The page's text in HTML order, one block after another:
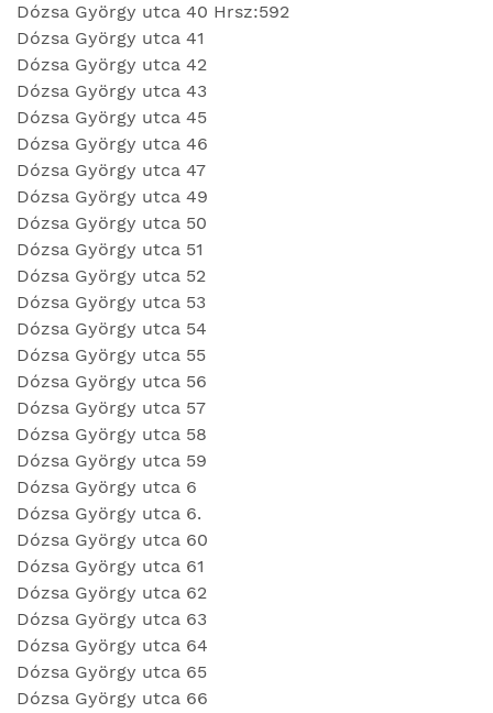
Dózsa György utca 40 Hrsz:592
Dózsa György utca 41
Dózsa György utca 42
Dózsa György utca 43
Dózsa György utca 45
Dózsa György utca 46
Dózsa György utca 47
Dózsa György utca 49
Dózsa György utca 50
Dózsa György utca 51
Dózsa György utca 52
Dózsa György utca 53
Dózsa György utca 54
Dózsa György utca 55
Dózsa György utca 56
Dózsa György utca 57
Dózsa György utca 58
Dózsa György utca 59
Dózsa György utca 6
Dózsa György utca 6.
Dózsa György utca 60
Dózsa György utca 61
Dózsa György utca 62
Dózsa György utca 63
Dózsa György utca 64
Dózsa György utca 65
Dózsa György utca 66